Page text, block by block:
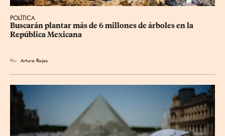
POLÍTICA
Buscarán plantar más de 6 millones de árboles en la
República Mexicana
Por Arturo Rojas